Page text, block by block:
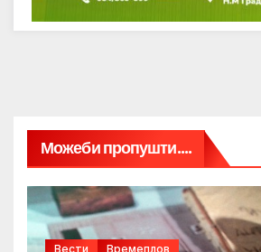
Можеби пропушти....
Вести Времеплов